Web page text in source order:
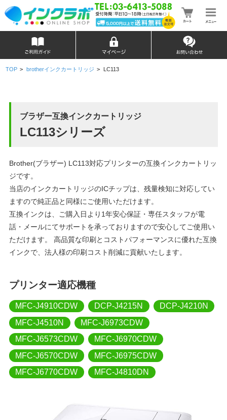
TOP > brotherインクカートリッジ > LC113
ブラザー互換インクカートリッジ
LC113シリーズ
Brother(ブラザー) LC113対応プリンターの互換インクカートリッ
ジです。
当店のインクカートリッジのICチップは、残量検知に対応してい
ますので純正品と同様にご使用いただけます。
互換インクは、ご購入日より1年安心保証・専任スタッフが電
話・メールにてサポートを承っておりますので安心してご使用い
ただけます。 高品質な印刷とコストパフォーマンスに優れた互換
インクで、法人様の印刷コスト削減に貢献いたします。
プリンター適応機種
MFC-J4910CDW DCP-J4215N
DCP-J4210N
MFC-J4510N
MFC-J6973CDW
MFC-J6573CDW
MFC-J6970CDW
MFC-J6570CDW
MFC-J6975CDW
MFC-J6770CDW
MFC-J4810DN